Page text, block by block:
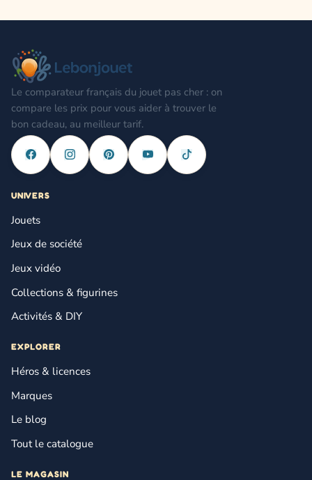
Le comparateur français du jouet pas cher : on
compare les prix pour vous aider à trouver le
bon cadeau, au meilleur tarif.
UNIVERS
Jouets
Jeux de société
Jeux vidéo
Collections & figurines
Activités & DIY
EXPLORER
Héros & licences
Marques
Le blog
Tout le catalogue
LE MAGASIN